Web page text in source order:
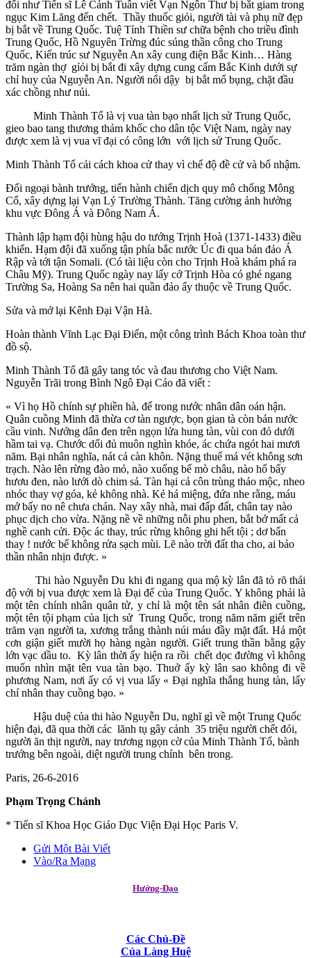
đối như Tiến sĩ Lê Cảnh Tuân viết Vạn Ngôn Thư bị bắt giam trong
ngục Kim Lăng đến chết. Thầy thuốc giỏi, người tài và phụ nữ đẹp
bị bắt về Trung Quốc. Tuệ Tỉnh Thiền sư chữa bệnh cho triều đình
Trung Quốc, Hồ Nguyên Trừng đúc súng thần công cho Trung
Quốc, Kiến trúc sư Nguyễn An xây cung điện Bắc Kinh… Hàng
trăm ngàn thợ gỉỏi bị bắt đi xây dựng cung cấm Bắc Kinh dưới sự
chỉ huy của Nguyễn An. Người nổi dậy bị bắt mổ bụng, chặt đầu
xác chồng như núi.
Minh Thành Tổ là vị vua tàn bạo nhất lịch sử Trung Quốc,
gieo bao tang thương thảm khốc cho dân tộc Việt Nam, ngày nay
được xem là vị vua vĩ đại có công lớn với lịch sử Trung Quốc.
Minh Thành Tổ cải cách khoa cử thay vì chế độ đề cử và bổ nhậm.
Đối ngoại bành trướng, tiến hành chiến dịch quy mô chống Mông
Cổ, xây dựng lại Vạn Lý Trường Thành. Tăng cường ảnh hưởng
khu vực Đông Á và Đông Nam Á.
Thành lập hạm đội hùng hậu do tướng Trịnh Hoà (1371-1433) điều
khiển. Hạm đội đã xuống tận phía bắc nước Úc đi qua bán đảo Á
Rập và tới tận Somali. (Có tài liệu còn cho Trịnh Hoà khám phá ra
Châu Mỹ). Trung Quốc ngày nay lấy cớ Trịnh Hòa có ghé ngang
Trường Sa, Hoàng Sa nên hai quần đảo ấy thuộc về Trung Quốc.
Sửa và mở lại Kênh Đại Vận Hà.
Hoàn thành Vĩnh Lạc Đại Điển, một công trình Bách Khoa toàn thư
đồ sộ.
Minh Thành Tổ đã gây tang tóc và đau thương cho Việt Nam.
Nguyễn Trãi trong Bình Ngô Đại Cáo đã viết :
« Vì họ Hồ chính sự phiền hà, để trong nước nhân dân oán hận.
Quân cuồng Minh đã thừa cơ tàn ngược, bọn gian tà còn bán nước
cầu vinh. Nướng dân đen trên ngọn lửa hung tàn, vùi con đỏ dưới
hầm tai vạ. Chước dối đủ muôn nghìn khóe, ác chứa ngót hai mươi
năm. Bại nhân nghĩa, nát cả càn khôn. Nặng thuế má vét không sơn
trạch. Nào lên rừng đào mỏ, nào xuống bể mò châu, nào hố bẩy
hươu đen, nào lưới dò chim sả. Tàn hại cả côn trùng thảo mộc, nheo
nhóc thay vợ góa, kẻ không nhà. Kẻ há miệng, đứa nhe rằng, máu
mở bấy no nê chưa chán. Nay xây nhà, mai đấp đất, chân tay nào
phục dịch cho vừa. Nặng nề về những nỗi phu phen, bắt bớ mất cả
nghề canh cửi. Độc ác thay, trúc rừng không ghi hết tội ; dơ bẩn
thay ! nước bể không rửa sạch mùi. Lẽ nào trời đất tha cho, ai bảo
thần nhân nhịn được. »
Thi hào Nguyễn Du khi đi ngang qua mộ kỳ lân đã tỏ rõ thái
độ với bị vua được xem là Đại đế của Trung Quốc. Y không phải là
một tên chính nhân quân tử, y chỉ là một tên sát nhân điên cuồng,
một tên tội phạm của lịch sử Trung Quốc, trong năm năm giết trên
trăm vạn người ta, xương trắng thành núi máu đầy mặt đất. Hả một
cơn giận giết mười họ hàng ngàn người. Giết trung thần bằng gậy
lớn vạc dầu to. Kỳ lân thời ấy hiện ra rồi chết dọc đường vì không
muốn nhìn mặt tên vua tàn bạo. Thuở ấy kỳ lân sao không đi về
phương Nam, nơi ấy có vị vua lấy « Đại nghĩa thắng hung tàn, lấy
chí nhân thay cuồng bạo. »
Hậu duệ của thi hào Nguyễn Du, nghĩ gì về một Trung Quốc
hiện đại, đã qua thời các lãnh tụ gây cảnh 35 triệu người chết đói,
người ăn thịt người, nay trương ngọn cờ của Minh Thành Tổ, bành
trướng bên ngoài, diệt người trung chính bên trong.
Paris, 26-6-2016
Phạm Trọng Chánh
* Tiến sĩ Khoa Học Giáo Dục Viện Đại Học Paris V.
Gửi Một Bài Viết
Vào/Ra Mạng
Hướng-Đạo
Các Chủ-Đề
Của Làng Huệ